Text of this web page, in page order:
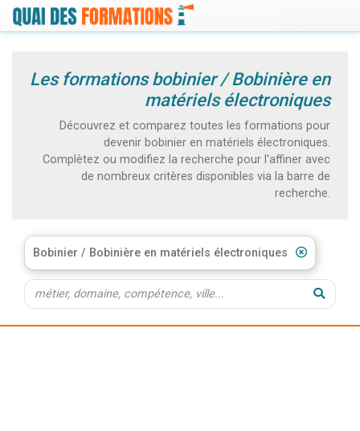
Les formations bobinier / Bobinière en
matériels électroniques
Découvrez et comparez toutes les formations pour
devenir bobinier en matériels électroniques.
Complètez ou modifiez la recherche pour l'affiner avec
de nombreux critères disponibles via la barre de
recherche.
Bobinier / Bobinière en matériels électroniques